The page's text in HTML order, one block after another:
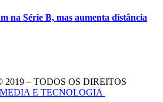
na Série B, mas aumenta distância
– TODOS OS DIREITOS
E TECNOLOGIA